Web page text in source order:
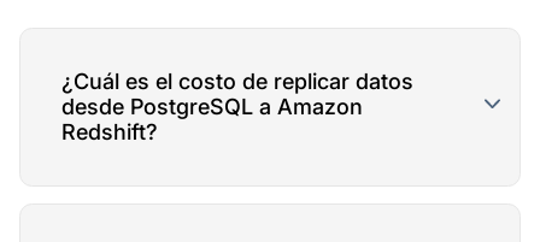
¿Cuál es el costo de replicar datos
desde PostgreSQL a Amazon
Redshift?